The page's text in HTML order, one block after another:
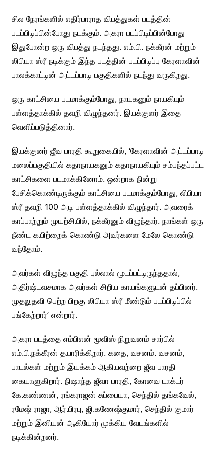
சில நேரங்களில் எதிர்பாராத விபத்துகள் படத்தின்
படப்பிடிப்பின்போது நடக்கும். அகரா படப்பிடிப்பின்போது
இதுபோன்ற ஒரு விபத்து நடந்தது. எம்.பி. நக்கீரன் மற்றும்
லிபியா ஸ்ரீ நடிக்கும் இந்த படத்தின் படப்பிடிப்பு கேரளாவின்
பாலக்காட்டின் அட்டப்பாடி பகுதிகளில் நடந்து வருகிறது.
ஒரு காட்சியை படமாக்கும்போது, நாயகனும் நாயகியும்
பள்ளத்தாக்கில் தவறி விழுந்தனர். இயக்குளர் இதை
வெளிப்படுத்தினார்.
இயக்குனர் ஜீவ பாரதி கூறுகையில், ‘கேரளாவின் அட்டப்பாடி
மலைப்பகுதியில் கதாநாயகனும் கதாநாயகியும் சம்பந்தப்பட்ட
காட்சிகளை படமாக்கினோம். ஒன்றாக நின்று
பேசிக்கொண்டிருக்கும் காட்சியை படமாக்கும்போது, லிபியா
ஸ்ரீ தவறி 100 அடி பள்ளத்தாக்கில் விழுந்தார். அவரைக்
காப்பாற்றும் முயற்சியில், நக்கீரனும் விழுந்தார். நாங்கள் ஒரு
நீண்ட கயிற்றைக் கொண்டு அவர்களை மேலே கொண்டு
வந்தோம்.
அவர்கள் விழுந்த பகுதி புல்லால் மூடப்பட்டிருந்ததால்,
அதிர்ஷ்டவசமாக அவர்கள் சிறிய காயங்களுடன் தப்பினர்.
முதலுதவி பெற்ற பிறகு லிபியா ஸ்ரீ மீண்டும் படப்பிடிப்பில்
பங்கேற்றார்’ என்றார்.
அகரா படத்தை எம்பிஎன் மூவிஸ் நிறுவனம் சார்பில்
எம்.பி.நக்கீரன் தயாரிக்கிறார். கதை, வசனம். வசனம்,
பாடல்கள் மற்றும் இயக்கம் ஆகியவற்றை ஜீவ பாரதி
கையாளுகிறார். நிஷாந்த ஜீவா பாரதி, கோவை டாக்டர்
கே.கண்ணன், ரங்கராஜன் சுப்பையா, செந்தில் தங்கவேல்,
ரமேஷ் ராஜா, ஆர்.பிரபு, ஜி.கணேஷ்குமார், செந்தில் குமார்
மற்றும் இனியன் ஆகியோர் முக்கிய வேடங்களில்
நடிக்கின்றனர்.